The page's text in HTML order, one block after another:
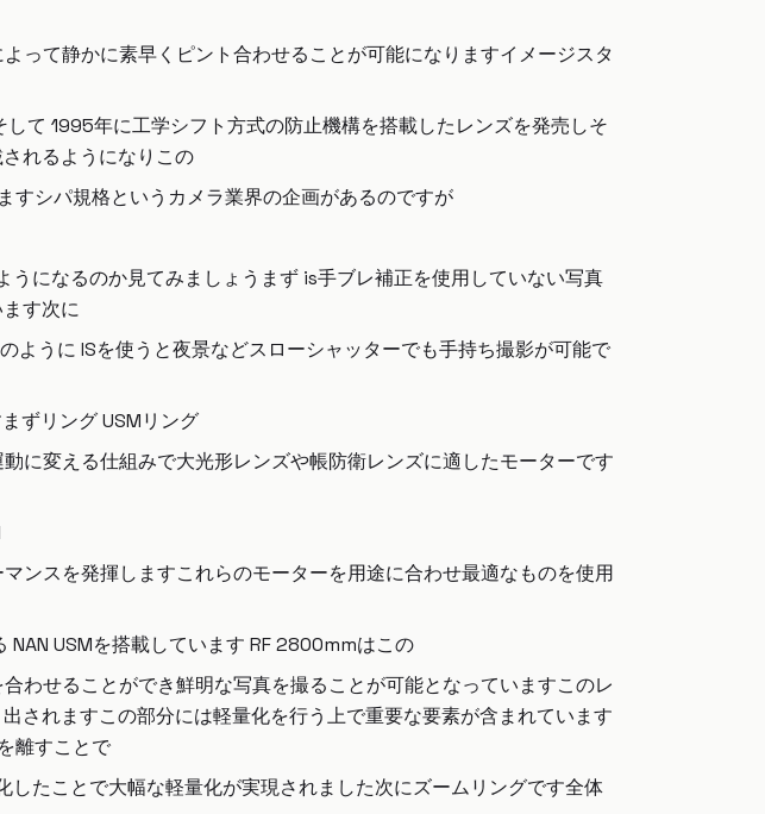
って静かに素早くピント合わせることが可能になりますイメージスタ
て 1995年に工学シフト方式の防止機構を搭載したレンズを発売しそ
れるようになりこの
すシパ規格というカメラ業界の企画があるのですが
になるのか見てみましょうまず is手ブレ補正を使用していない写真
す次に
ように ISを使うと夜景などスローシャッターでも手持ち撮影が可能で
ずリング USMリング
に変える仕組みで大光形レンズや帳防衛レンズに適したモーターです
ンスを発揮しますこれらのモーターを用途に合わせ最適なものを使用
USMを搭載しています RF 2800mmはこの
わせることができ鮮明な写真を撮ることが可能となっていますこのレ
されますこの部分には軽量化を行う上で重要な要素が含まれています
離すことで
たことで大幅な軽量化が実現されました次にズームリングです全体